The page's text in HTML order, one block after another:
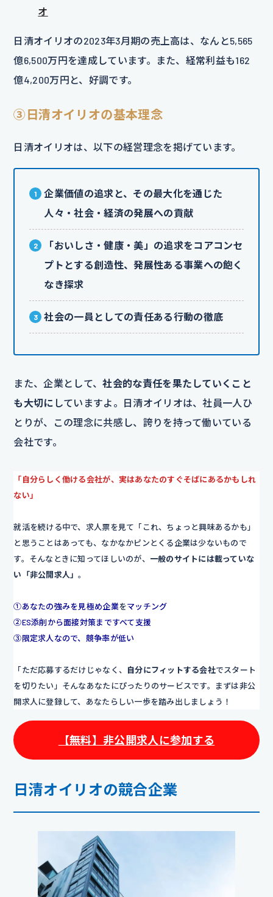
オ
日清オイリオの2023年3月期の売上高は、なんと5,565
億6,500万円を達成しています。また、経常利益も162
億4,200万円と、好調です。
③日清オイリオの基本理念
日清オイリオは、以下の経営理念を掲げています。
企業価値の追求と、その最大化を通じた
人々・社会・経済の発展への貢献
「おいしさ・健康・美」の追求をコアコンセ
プトとする創造性、発展性ある事業への飽く
なき探求
社会の一員としての責任ある行動の徹底
また、企業として、社会的な責任を果たしていくこと
も大切に していますよ。日清オイリオは、社員一人ひ
とりが、この理念に共感し、誇りを持って働いている
会社です。
「自分らしく働ける会社が、実はあなたのすぐそばにあるかもしれ
ない」
就活を続ける中で、求人票を見て「これ、ちょっと興味あるかも」
と思うことはあっても、なかなかピンとくる企業は少ないもので
す。そんなときに知ってほしいのが、 一般のサイトには載っていな
い「非公開求人」。
①あなたの強みを見極め企業をマッチング
②ES添削から面接対策まですべて支援
③限定求人なので、競争率が低い
「ただ応募するだけじゃなく、 自分にフィットする会社でスタート
を切りたい」そんなあなたにぴったりのサービスです。まずは非公
開求人に登録して、あなたらしい一歩を踏み出しましょう！
【無料】非公開求人に参加する
日清オイリオの競合企業